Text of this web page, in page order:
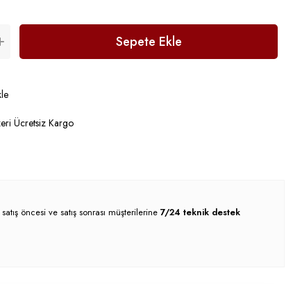
Ücretsiz Kargo
satış öncesi ve satış sonrası müşterilerine 7/24 teknik destek